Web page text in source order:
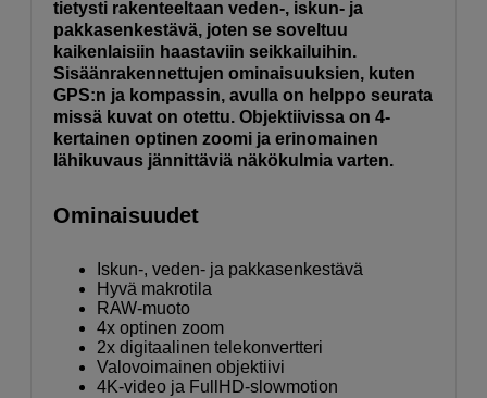
tietysti rakenteeltaan veden-, iskun- ja
pakkasenkestävä, joten se soveltuu
kaikenlaisiin haastaviin seikkailuihin.
Sisäänrakennettujen ominaisuuksien, kuten
GPS:n ja kompassin, avulla on helppo seurata
missä kuvat on otettu. Objektiivissa on 4-
kertainen optinen zoomi ja erinomainen
lähikuvaus jännittäviä näkökulmia varten.
Ominaisuudet
Iskun-, veden- ja pakkasenkestävä
Hyvä makrotila
RAW-muoto
4x optinen zoom
2x digitaalinen telekonvertteri
Valovoimainen objektiivi
4K-video ja FullHD-slowmotion